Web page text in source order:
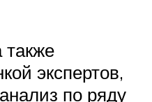
экспертов,
по ряду